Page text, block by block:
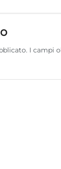
I campi